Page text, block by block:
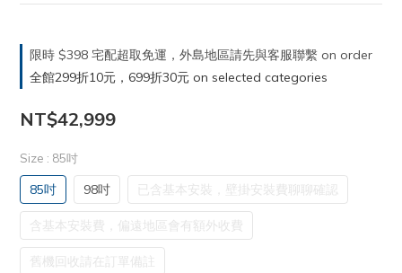
限時 $398 宅配超取免運，外島地區請先與客服聯繫 on order
全館299折10元，699折30元 on selected categories
NT$42,999
Size : 85吋
85吋 98吋 已含基本安裝，壁掛安裝費聊聊確認
含基本安裝費，偏遠地區會有額外收費
舊機回收請在訂單備註